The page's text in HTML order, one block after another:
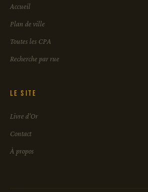
Accueil
Plan de ville
Toutes les CPA
Recherche par rue
Le site
Livre d'Or
Contact
À propos